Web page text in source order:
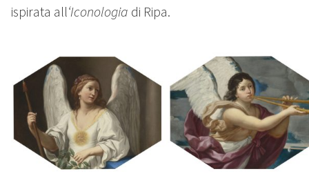
ispirata all‘Iconologia di Ripa.